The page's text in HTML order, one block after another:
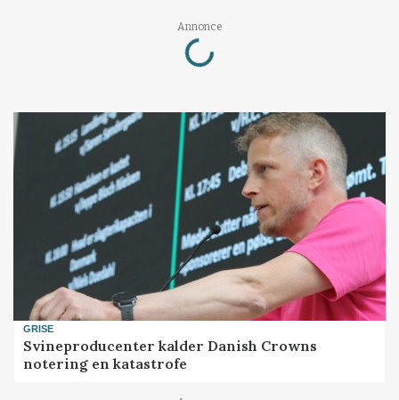
Annonce
Loading...
GRISE
Svineproducenter kalder Danish Crowns
notering en katastrofe